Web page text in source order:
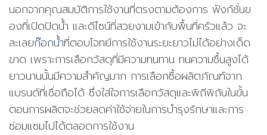
นอกจากคุณสมบัติการใช้งานที่ตรงตามต้องการ ฟังก์ชั่นข
องที่เปิดปิดน้ำ และดีไซน์ที่สวยงามเข้ากับพื้นที่ครัวแล้ว จะ
ละเลยก๊อกน้ำที่ตอบโจทย์การใช้งานระยะยาวไม่ได้อย่างเด็ด
ขาด เพราะการเลือกวัสดุที่มีความทนทาน ทนความชื้นสูงได้
ยาวนานนั้นมีความสำคัญมาก การเลือกซื้อผลิตภัณฑ์จาก
แบรนด์ที่เชื่อถือได้ ซึ่งใส่ใจการเลือกวัสดุและพิถีพิถันในขั้น
ตอนการผลิตจะช่วยลดค่าใช้จ่ายในการบำรุงรักษาและการ
ซ่อมแซมไปได้ตลอดการใช้งาน